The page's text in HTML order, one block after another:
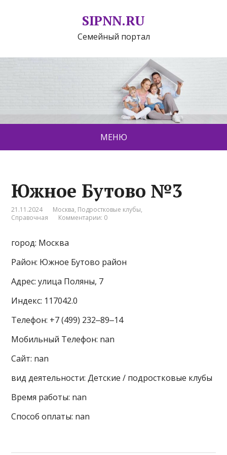
SIPNN.RU
Семейный портал
МЕНЮ
Южное Бутово №3
21.11.2024 Москва, Подростковые клубы,
Справочная
Комментарии: 0
город: Москва
Район: Южное Бутово район
Адрес: улица Поляны, 7
Индекс: 117042.0
Телефон: +7 (499) 232‒89‒14
Мобильный Телефон: nan
Сайт: nan
вид деятельности: Детские / подростковые клубы
Время работы: nan
Способ оплаты: nan